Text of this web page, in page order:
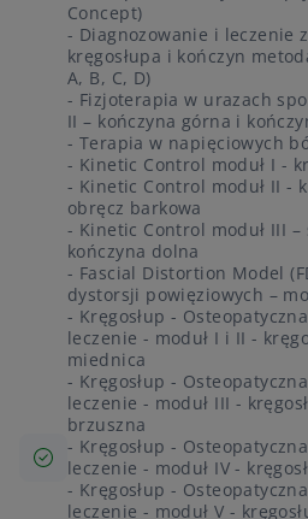
Concept)
- Diagnozowanie i leczenie
kręgosłupa i kończyn
A, B, C, D)
- Fizjoterapia w urazach
II – kończyna górna i
- Terapia w napięciowych
- Kinetic Control moduł I -
- Kinetic Control moduł II -
obręcz barkowa
- Kinetic Control moduł III
kończyna dolna
- Fascial Distortion Model
dystorsji powięziowych –
- Kręgosłup -
leczenie - moduł I i II -
miednica
- Kręgosłup -
leczenie - moduł III -
brzuszna
- Kręgosłup -
leczenie - moduł IV -
- Kręgosłup -
leczenie - moduł V -